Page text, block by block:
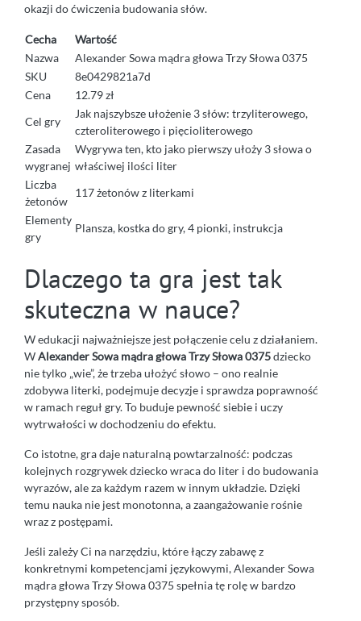
okazji do ćwiczenia budowania słów.
Cecha
Wartość
Nazwa
Alexander Sowa mądra głowa Trzy Słowa 0375
SKU
8e0429821a7d
Cena
12.79 zł
Cel gry
Jak najszybsze ułożenie 3 słów: trzyliterowego,
czteroliterowego i pięcioliterowego
Zasada
wygranej
Wygrywa ten, kto jako pierwszy ułoży 3 słowa o
właściwej ilości liter
Liczba
żetonów
117 żetonów z literkami
Elementy
gry
Plansza, kostka do gry, 4 pionki, instrukcja
Dlaczego ta gra jest tak
skuteczna w nauce?
W edukacji najważniejsze jest połączenie celu z działaniem.
WAlexander Sowa mądra głowa Trzy Słowa 0375dziecko
nie tylko „wie”, że trzeba ułożyć słowo – ono realnie
zdobywa literki, podejmuje decyzje i sprawdza poprawność
w ramach reguł gry. To buduje pewność siebie i uczy
wytrwałości w dochodzeniu do efektu.
Co istotne, gra daje naturalną powtarzalność: podczas
kolejnych rozgrywek dziecko wraca do liter i do budowania
wyrazów, ale za każdym razem w innym układzie. Dzięki
temu nauka nie jest monotonna, a zaangażowanie rośnie
wraz z postępami.
Jeśli zależy Ci na narzędziu, które łączy zabawę z
konkretnymi kompetencjami językowymi, Alexander Sowa
mądra głowa Trzy Słowa 0375 spełnia tę rolę w bardzo
przystępny sposób.